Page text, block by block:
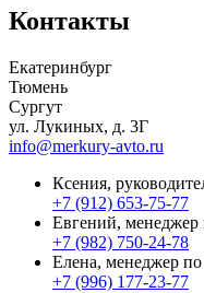
Контакты
Екатеринбург
Тюмень
Сургут
ул. Лукиных, д. 3Г
info@merkury-avto.ru
Ксения,
+7 (912) 653-75-77
Евгений,
+7 (982) 750-24-78
Елена, менеджер
+7 (996) 177-23-77